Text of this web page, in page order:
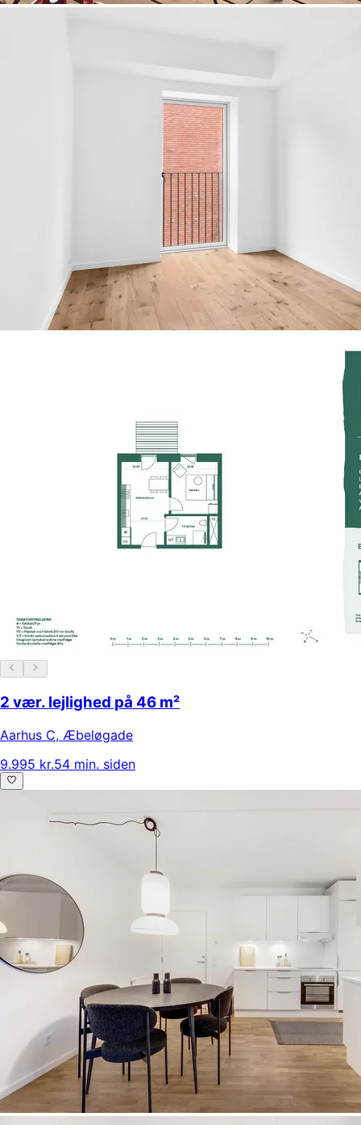
2 vær. lejlighed på 46 m²
Aarhus C, Æbeløgade
9.995 kr.54 min. siden